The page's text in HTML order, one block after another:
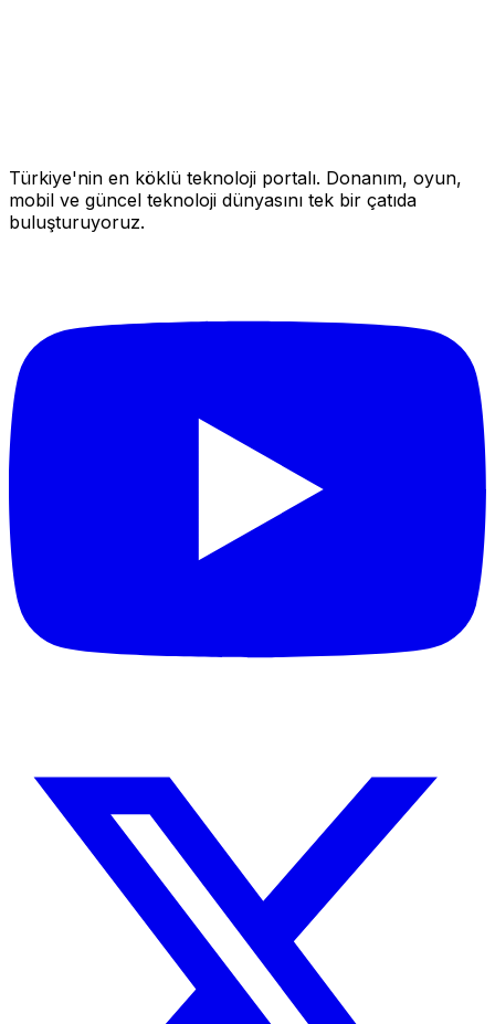
Türkiye'nin en köklü teknoloji portalı. Donanım, oyun,
mobil ve güncel teknoloji dünyasını tek bir çatıda
buluşturuyoruz.